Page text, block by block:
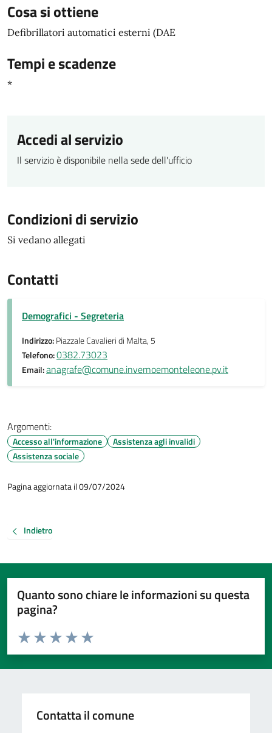
Cosa si ottiene
Defibrillatori automatici esterni (DAE
Tempi e scadenze
*
Accedi al servizio
Il servizio è disponibile nella sede dell'ufficio
Condizioni di servizio
Si vedano allegati
Contatti
Demografici - Segreteria
Indirizzo:Piazzale Cavalieri di Malta, 5
Telefono:0382.73023
Email:anagrafe@comune.invernoemonteleone.pv.it
Argomenti:
Accesso all'informazione
Assistenza agli invalidi
Assistenza sociale
Pagina aggiornata il 09/07/2024
Indietro
Quanto sono chiare le informazioni su questa
pagina?
Valuta da 1 a 5 stelle la pagina
Valuta 5 stelle su 5
Valuta 4 stelle su 5
Valuta 3 stelle su 5
Valuta 2 stelle su 5
Valuta 1 stelle su 5
Contatta il comune